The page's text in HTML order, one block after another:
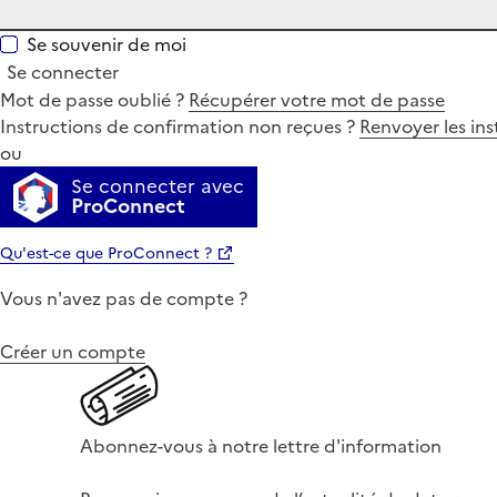
Se souvenir de moi
Se connecter
Mot de passe oublié ? Récupérer votre mot de passe
Instructions de confirmation non reçues ? Renvoyer les
ou
Se connecter avec
ProConnect
Qu'est-ce que ProConnect ?
Vous n'avez pas de compte ?
Créer un compte
Abonnez-vous à notre lettre d'information